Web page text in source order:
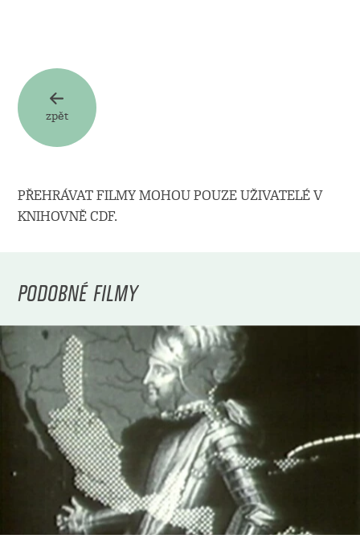
zpět
PŘEHRÁVAT FILMY MOHOU POUZE UŽIVATELÉ V
KNIHOVNĚ CDF.
PODOBNÉ FILMY